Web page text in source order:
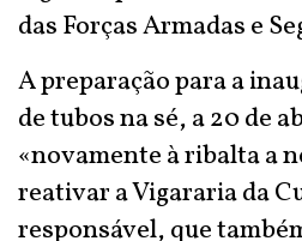
das Forças Armadas e
A preparação para a
de tubos na sé, a 20 de
«novamente à ribalta a
reativar a Vigararia da
responsável, que